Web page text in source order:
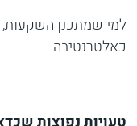
למי שמתכנן השקעות,
כאלטרנטיבה.